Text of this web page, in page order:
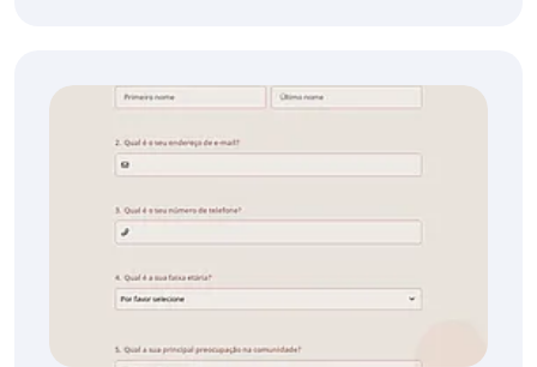
uma pessoa. E o melhor é que você não precisa
se preocupar com a complexidade do
pesquisa em apenas alguns segundos!